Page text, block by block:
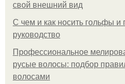
свой внешний вид
С чем и как носить гольфы и
руководство
Профессиональное
русые волосы: подбор
волосами